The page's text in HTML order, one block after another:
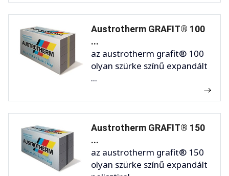
Austrotherm GRAFIT® 100
...
az austrotherm grafit® 100
olyan szürke színű expandált
...
Austrotherm GRAFIT® 150
...
az austrotherm grafit® 150
olyan szürke színű expandált